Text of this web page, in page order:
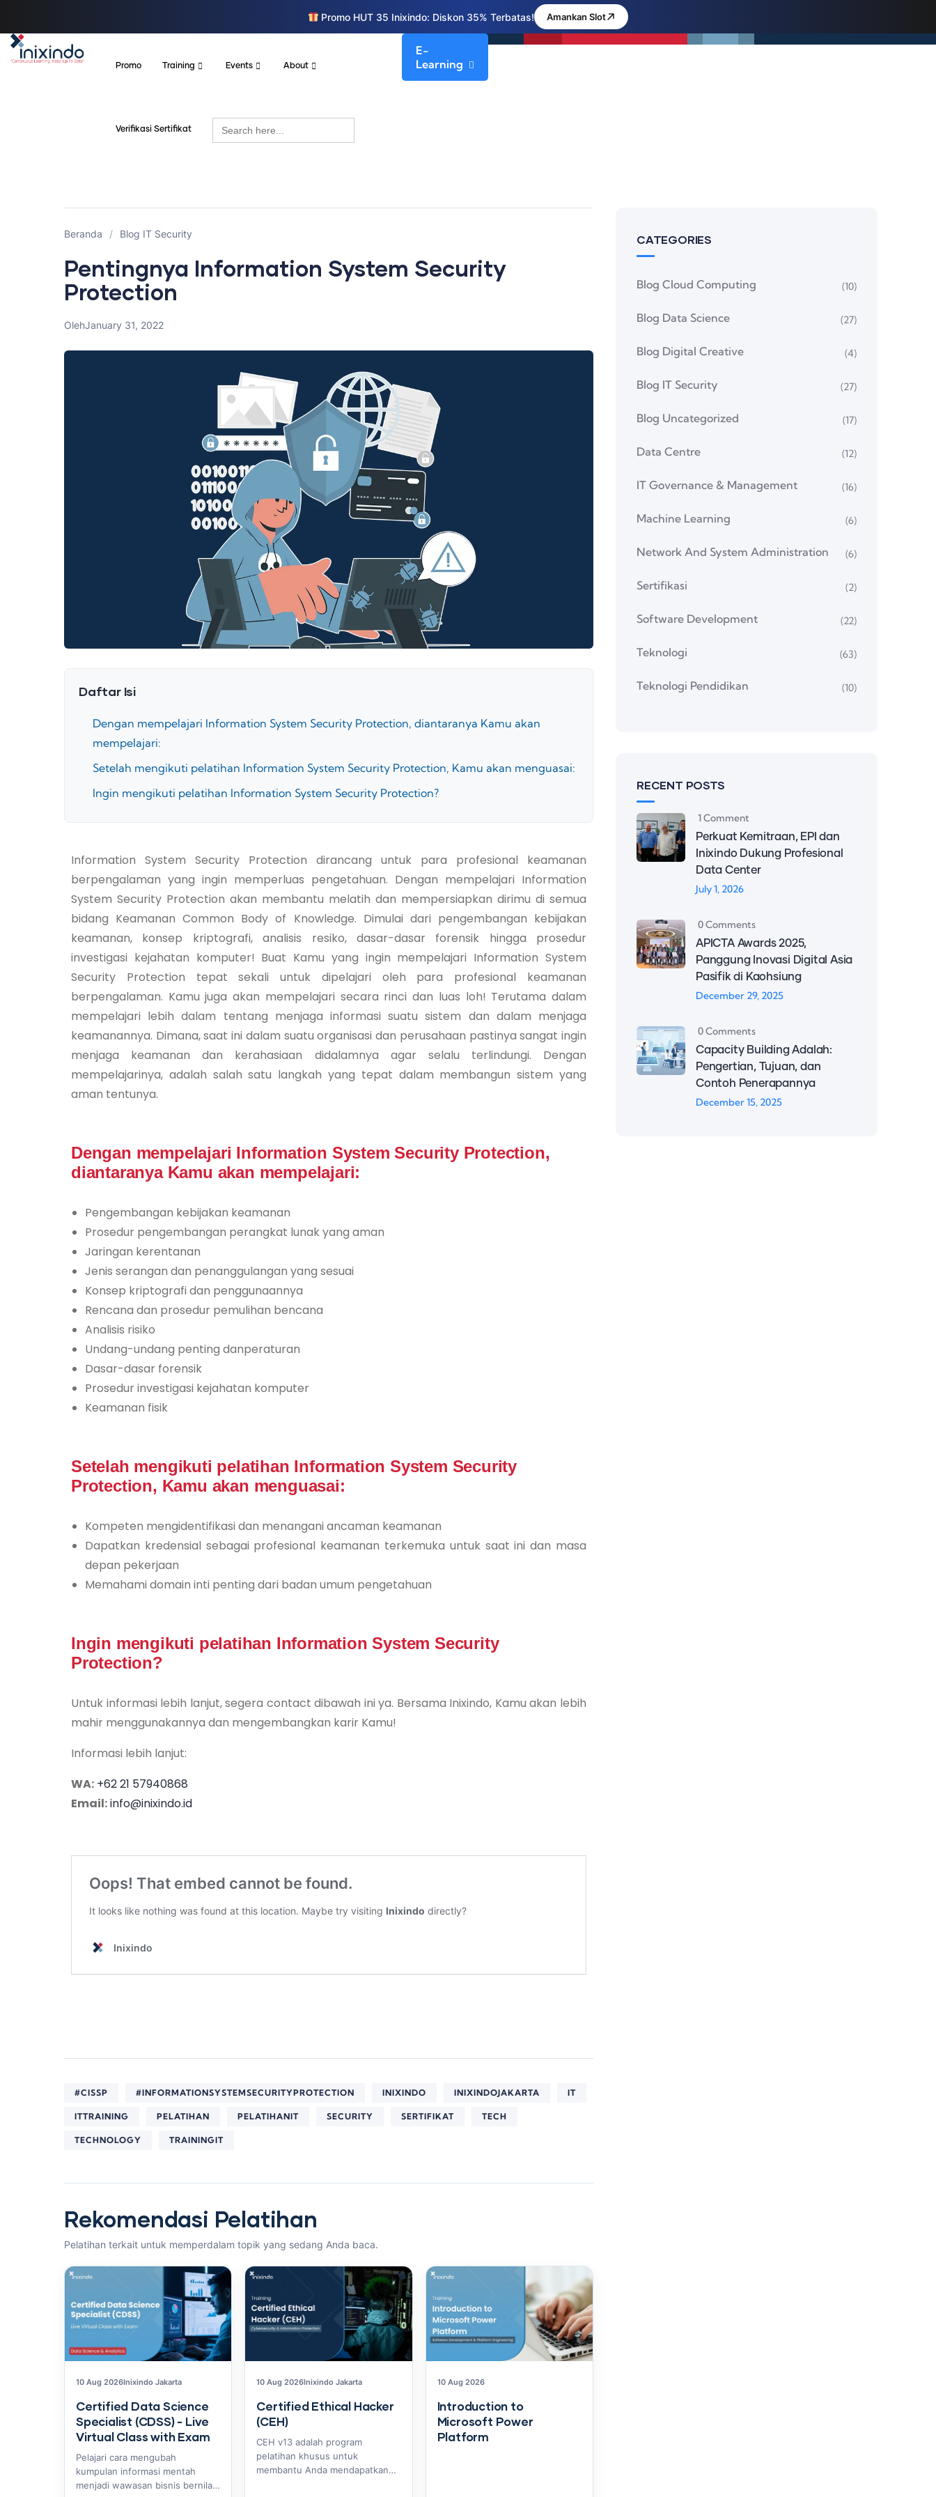
Promo HUT 35 Inixindo: Diskon 35% Terbatas! Amankan Slot
Promo Training Events About
Verifikasi Sertifikat
Search
for:
E-
Learning
Beranda / Blog IT Security
Pentingnya Information System Security
Protection
OlehJanuary 31, 2022
Daftar Isi
Dengan mempelajari Information System Security Protection, diantaranya Kamu akan
mempelajari:
Setelah mengikuti pelatihan Information System Security Protection, Kamu akan menguasai:
Ingin mengikuti pelatihan Information System Security Protection?
Information System Security Protection dirancang untuk para profesional keamanan
berpengalaman yang ingin memperluas pengetahuan. Dengan mempelajari Information
System Security Protection akan membantu melatih dan mempersiapkan dirimu di semua
bidang Keamanan Common Body of Knowledge. Dimulai dari pengembangan kebijakan
keamanan, konsep kriptografi, analisis resiko, dasar-dasar forensik hingga prosedur
investigasi kejahatan komputer! Buat Kamu yang ingin mempelajari Information System
Security Protection tepat sekali untuk dipelajari oleh para profesional keamanan
berpengalaman. Kamu juga akan mempelajari secara rinci dan luas loh! Terutama dalam
mempelajari lebih dalam tentang menjaga informasi suatu sistem dan dalam menjaga
keamanannya. Dimana, saat ini dalam suatu organisasi dan perusahaan pastinya sangat ingin
menjaga keamanan dan kerahasiaan didalamnya agar selalu terlindungi. Dengan
mempelajarinya, adalah salah satu langkah yang tepat dalam membangun sistem yang
aman tentunya.
Dengan mempelajari Information System Security Protection,
diantaranya Kamu akan mempelajari:
Pengembangan kebijakan keamanan
Prosedur pengembangan perangkat lunak yang aman
Jaringan kerentanan
Jenis serangan dan penanggulangan yang sesuai
Konsep kriptografi dan penggunaannya
Rencana dan prosedur pemulihan bencana
Analisis risiko
Undang-undang penting danperaturan
Dasar-dasar forensik
Prosedur investigasi kejahatan komputer
Keamanan fisik
Setelah mengikuti pelatihan Information System Security
Protection, Kamu akan menguasai:
Kompeten mengidentifikasi dan menangani ancaman keamanan
Dapatkan kredensial sebagai profesional keamanan terkemuka untuk saat ini dan masa
depan pekerjaan
Memahami domain inti penting dari badan umum pengetahuan
Ingin mengikuti pelatihan Information System Security
Protection?
Untuk informasi lebih lanjut, segera contact dibawah ini ya. Bersama Inixindo, Kamu akan lebih
mahir menggunakannya dan mengembangkan karir Kamu!
Informasi lebih lanjut:
WA: +62 21 57940868
Email:info@inixindo.id
#CISSP #INFORMATIONSYSTEMSECURITYPROTECTION INIXINDO INIXINDOJAKARTA IT
ITTRAINING PELATIHAN PELATIHANIT SECURITY SERTIFIKAT TECH
TECHNOLOGY TRAININGIT
Rekomendasi Pelatihan
Pelatihan terkait untuk memperdalam topik yang sedang Anda baca.
10 Aug 2026Inixindo Jakarta
Certified Data Science
Specialist (CDSS) - Live
Virtual Class with Exam
Pelajari cara mengubah
kumpulan informasi mentah
menjadi wawasan bisnis bernilai
10 Aug 2026Inixindo Jakarta
Certified Ethical Hacker
(CEH)
CEH v13 adalah program
pelatihan khusus untuk
membantu Anda mendapatkan
10 Aug 2026
Introduction to
Microsoft Power
Platform
CATEGORIES
Blog Cloud Computing (10)
Blog Data Science (27)
Blog Digital Creative (4)
Blog IT Security (27)
Blog Uncategorized (17)
Data Centre (12)
IT Governance & Management (16)
Machine Learning (6)
Network And System Administration (6)
Sertifikasi (2)
Software Development (22)
Teknologi (63)
Teknologi Pendidikan (10)
RECENT POSTS
1 Comment
Perkuat Kemitraan, EPI dan
Inixindo Dukung Profesional
Data Center
July 1, 2026
0 Comments
APICTA Awards 2025,
Panggung Inovasi Digital Asia
Pasifik di Kaohsiung
December 29, 2025
0 Comments
Capacity Building Adalah:
Pengertian, Tujuan, dan
Contoh Penerapannya
December 15, 2025